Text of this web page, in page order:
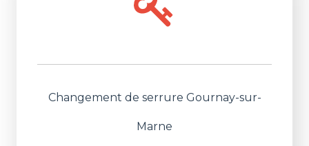
Changement de serrure Gournay-sur-
Marne